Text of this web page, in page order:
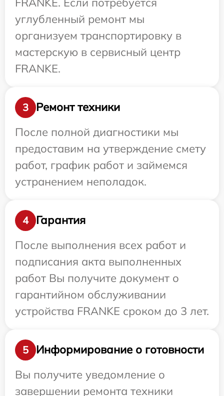
углубленный ремонт мы
организуем транспортировку в
мастерскую в сервисный центр
FRANKE.
3
Ремонт техники
После полной диагностики мы
предоставим на утверждение смету
работ, график работ и займемся
устранением неполадок.
4
Гарантия
После выполнения всех работ и
подписания акта выполненных
работ Вы получите документ о
гарантийном обслуживании
устройства FRANKE сроком до 3 лет.
5
Информирование о готовности
Вы получите уведомление о
завершении ремонта техники